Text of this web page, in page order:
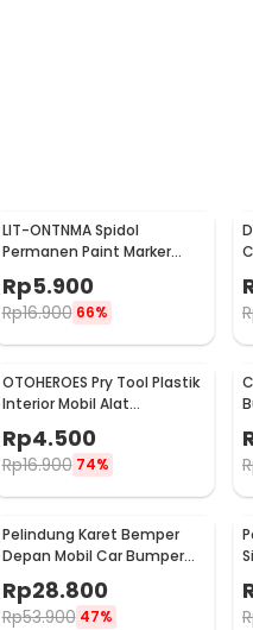
LIT-ONTNMA Spidol
Permanen Paint Marker
MP-01
Rp5.900
Rp16.900 66%
OTOHEROES Pry Tool Plastik
Interior Mobil Alat
AA16
Rp4.500
Rp16.900 74%
Pelindung Karet Bemper
Depan Mobil Car Bumper
Guard 57mm 2.5M
Rp28.800
Rp53.900 47%